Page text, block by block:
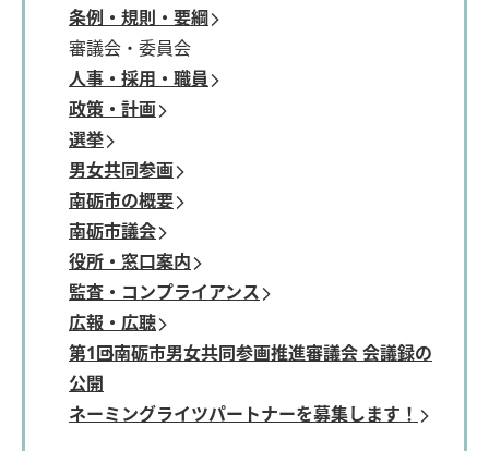
条例・規則・要綱
審議会・委員会
人事・採用・職員
政策・計画
選挙
男女共同参画
南砺市の概要
南砺市議会
役所・窓口案内
監査・コンプライアンス
広報・広聴
第1回南砺市男女共同参画推進審議会 会議録の
公開
ネーミングライツパートナーを募集します！